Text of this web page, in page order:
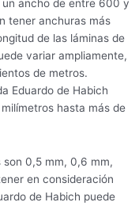
ancho de entre 600 y
tener anchuras más
de las láminas de
variar ampliamente,
de metros.
Eduardo de Habich
hasta más de
son 0,5 mm, 0,6 mm,
en consideración
de Habich puede